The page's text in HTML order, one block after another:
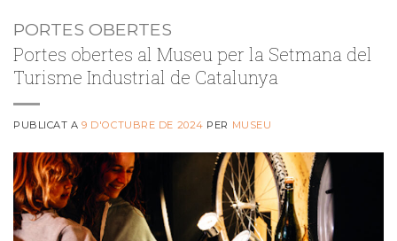
PORTES OBERTES
Portes obertes al Museu per la Setmana del
Turisme Industrial de Catalunya
PUBLICAT A9 D'OCTUBRE DE 2024 PER MUSEU